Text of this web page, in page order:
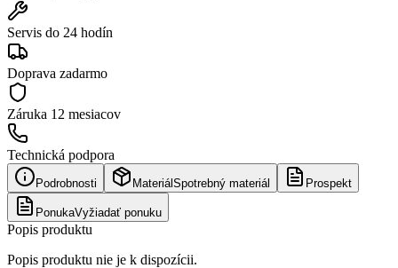
Servis do 24 hodín
Doprava zadarmo
Záruka 12 mesiacov
Technická podpora
Podrobnosti Materiál Spotrebný materiál Prospekt
PonukaVyžiadať ponuku
Popis produktu
Popis produktu nie je k dispozícii.